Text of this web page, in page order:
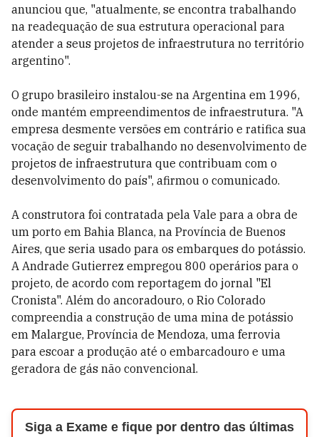
anunciou que, "atualmente, se encontra trabalhando
na readequação de sua estrutura operacional para
atender a seus projetos de infraestrutura no território
argentino".
O grupo brasileiro instalou-se na Argentina em 1996,
onde mantém empreendimentos de infraestrutura. "A
empresa desmente versões em contrário e ratifica sua
vocação de seguir trabalhando no desenvolvimento de
projetos de infraestrutura que contribuam com o
desenvolvimento do país", afirmou o comunicado.
A construtora foi contratada pela Vale para a obra de
um porto em Bahia Blanca, na Província de Buenos
Aires, que seria usado para os embarques do potássio.
A Andrade Gutierrez empregou 800 operários para o
projeto, de acordo com reportagem do jornal "El
Cronista". Além do ancoradouro, o Rio Colorado
compreendia a construção de uma mina de potássio
em Malargue, Província de Mendoza, uma ferrovia
para escoar a produção até o embarcadouro e uma
geradora de gás não convencional.
Siga a Exame e fique por dentro das últimas